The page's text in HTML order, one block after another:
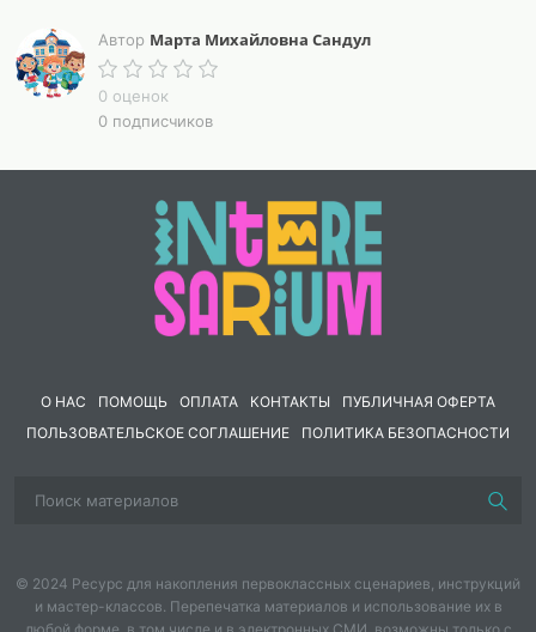
Автор Марта Михайловна Сандул
0 оценок
0 подписчиков
О НАС ПОМОЩЬ ОПЛАТА КОНТАКТЫ
ПУБЛИЧНАЯ ОФЕРТА
ПОЛЬЗОВАТЕЛЬСКОЕ СОГЛАШЕНИЕ
ПОЛИТИКА БЕЗОПАСНОСТИ
© 2024 Ресурс для накопления первоклассных сценариев, инструкций
и мастер-классов. Перепечатка материалов и использование их в